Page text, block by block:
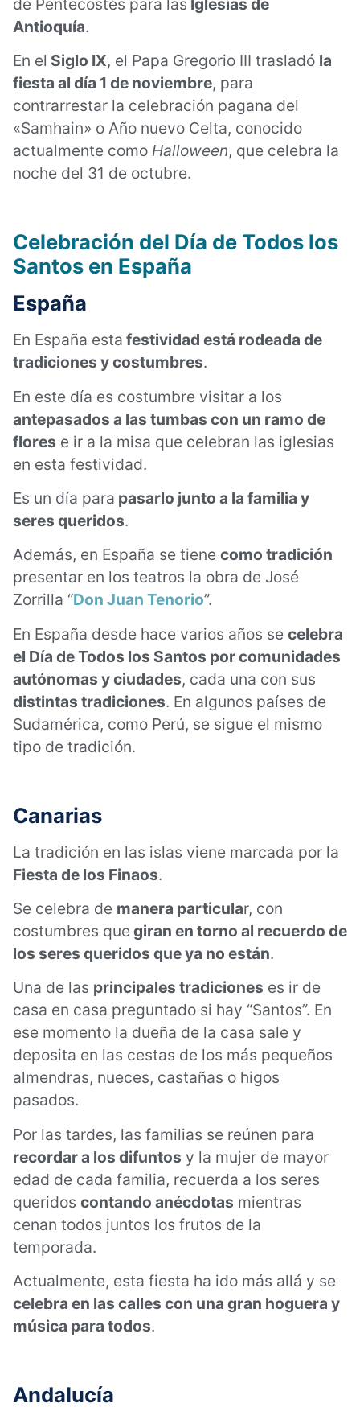
de Pentecostés para las Iglesias de
Antioquía.
En el Siglo IX, el Papa Gregorio III trasladó la
fiesta al día 1 de noviembre, para
contrarrestar la celebración pagana del
«Samhain» o Año nuevo Celta, conocido
actualmente como Halloween, que celebra la
noche del 31 de octubre.
Celebración del Día de Todos los
Santos en España
España
En España esta festividad está rodeada de
tradiciones y costumbres.
En este día es costumbre visitar a los
antepasados a las tumbas con un ramo de
flores e ir a la misa que celebran las iglesias
en esta festividad.
Es un día para pasarlo junto a la familia y
seres queridos.
Además, en España se tiene como tradición
presentar en los teatros la obra de José
Zorrilla “Don Juan Tenorio”.
En España desde hace varios años se celebra
el Día de Todos los Santos por comunidades
autónomas y ciudades, cada una con sus
distintas tradiciones. En algunos países de
Sudamérica, como Perú, se sigue el mismo
tipo de tradición.
Canarias
La tradición en las islas viene marcada por la
Fiesta de los Finaos.
Se celebra de manera particular, con
costumbres quegiran en torno al recuerdo de
los seres queridos que ya no están.
Una de las principales tradiciones es ir de
casa en casa preguntado si hay “Santos”. En
ese momento la dueña de la casa sale y
deposita en las cestas de los más pequeños
almendras, nueces, castañas o higos
pasados.
Por las tardes, las familias se reúnen para
recordar a los difuntos y la mujer de mayor
edad de cada familia, recuerda a los seres
queridos contando anécdotas mientras
cenan todos juntos los frutos de la
temporada.
Actualmente, esta fiesta ha ido más allá y se
celebra en las calles con una gran hoguera y
música para todos.
Andalucía